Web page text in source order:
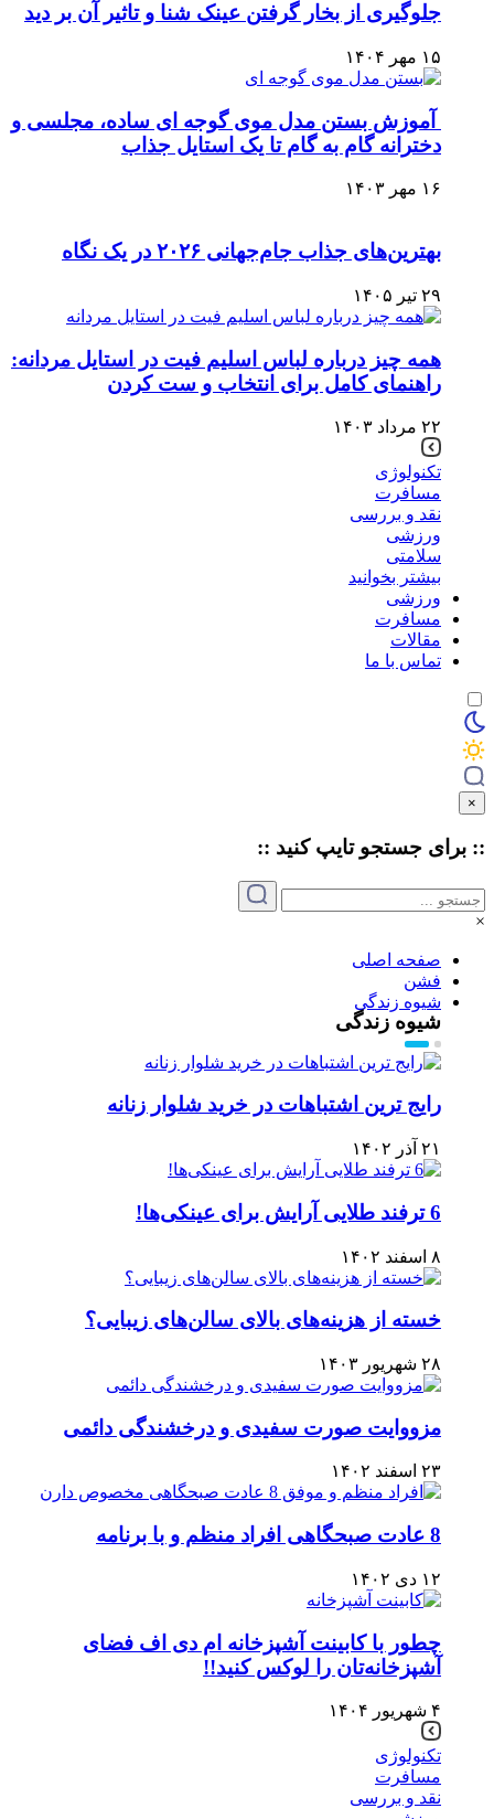
جلوگیری از بخار گرفتن عینک شنا و تاثیر آن بر دید
۱۵ مهر ۱۴۰۴
آموزش بستن مدل موی گوجه ای ساده، مجلسی و
دخترانه گام به گام تا یک استایل جذاب
۱۶ مهر ۱۴۰۳
بهترین‌های جذاب جام‌جهانی ۲۰۲۶ در یک نگاه
۲۹ تیر ۱۴۰۵
همه چیز درباره لباس اسلیم فیت در استایل مردانه:
راهنمای کامل برای انتخاب و ست کردن
۲۲ مرداد ۱۴۰۳
تکنولوژی
مسافرت
نقد و بررسی
ورزشی
سلامتی
بیشتر بخوانید
ورزشی
مسافرت
مقالات
تماس با ما
×
:: برای جستجو تایپکنید ::
×
صفحه اصلی
فشن
شیوه زندگی
شیوه زندگی
رایج ترین اشتباهات در خرید شلوار زنانه
۲۱ آذر ۱۴۰۲
6 ترفند طلایی آرایش برای عینکی‌ها!
۸ اسفند ۱۴۰۲
خسته از هزینه‌های بالای سالن‌های زیبایی؟
۲۸ شهریور ۱۴۰۳
مزووایت صورت سفیدی و درخشندگی دائمی
۲۳ اسفند ۱۴۰۲
8 عادت صبحگاهی افراد منظم و با برنامه
۱۲ دی ۱۴۰۲
چطور با کابینت آشپزخانه ام دی اف فضای
آشپزخانه‌تان را لوکس کنید!!
۴ شهریور ۱۴۰۴
تکنولوژی
مسافرت
نقد و بررسی